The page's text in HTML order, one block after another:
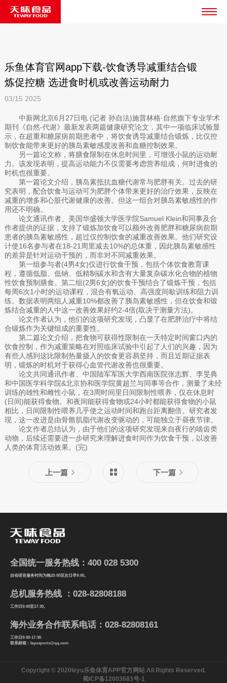
乐鱼体育官网app下载-饮食诱导减重结合锻
炼促控糖 选进食时机或改善运动耐力
03/15 2025
中新网北京6月27日电 (记者 孙自法)施普林格·自然旗下专业学术
期刊《自然-代谢》最新发表两篇健康研究论文，其中一项临床试验显
示，在超重和糖尿病前期患者中，将饮食诱导减重结合锻炼，比仅控
制饮食能带来更好的胰岛素敏感度改善和血糖控制效果。
另一篇论文称，将膳食限制在休息时间里，可增强小鼠的运动耐
力。该发现表明，提高运动能力不仅需要考虑营养组成，何时进食的
时机也很重要。
第一篇论文介绍，胰岛素抵抗血糖代谢常与肥胖有关。过去的研
究表明，配合饮食与运动可为肥胖个体带来更好的治疗效果，反映在
减重的增多和心脏代谢健康的改善。但这一组合对胰岛素敏感性的作
用还不明确。
论文通讯作者、美国华盛顿大学医学院Samuel Klein和同事及合
作者提供的证据，支持了锻炼加饮食可以额外改善肥胖和糖尿病前期
患者的胰岛素敏感性，超过仅控制饮食的减重改善效果。他们研究设
计使16名参与者在18-21周里减去10%的总体重，因此胰岛素敏感性
的差异是针对运动干预的，而非对不同减重效果。
第一组参与者(4男4女)仅进行饮食干预，包括个体饮食教育课
程，遵循低脂、低钠、低精制碳水和含有大量复杂碳水化合物的植物
性饮食预制膳食。第二组(2男6女)的饮食干预结合了锻炼干预，包括
每周6次1小时的运动课程，混合有氧运动、高强度间歇训练和阻力训
练。数据表明两组人减重10%都改善了胰岛素敏感性，但在饮食和锻
炼结合减重的人中这一改善效果好约2-4倍(取决于测量方法)。
论文作者认为，他们的这项研究发现，凸显了在肥胖治疗中将结
合锻炼作为关键组成的重要性。
第二篇论文介绍，把食物可获得性限制在一天特定时间窗口内的
饮食控制，作为减重策略在对照临床试验中引起了人们的兴趣，因为
有些人感到这比限制热量摄入的饮食更容易坚持，而且近期证据表
明，锻炼的时机对于获得心血管代谢改善也很重要。
论文共同通讯作者、中国陆军军医大学西南医院张志辉、李旻典
和中国医学科学院&北京协和医学院黄超兰与同事等合作，测量了未经
训练的雄性和雌性小鼠，在3周时间里日间限制性喂养，仅在休息时
(日间)能获得食物。和夜间能获得食物或24小时都能获得食物的小鼠
相比，日间限制性喂养几乎使之运动时间和跑台距离翻倍。研究者发
现，这一改进是由骨骼肌脂代谢改变驱动的，可能独立于昼夜节律。
论文作者总结认为，由于他们的这项研究发现来自夜行的啮齿类
动物，后续还需要进一步研究来理解进食时间作为饮食干预，以改善
人类的体育活动效果。(完)
上一篇 下一篇
全国统一服务热线：400 028 5300
自动语音服务时间为晚20:00至次日早9:00。
总机服务热线 ：028-82808188
工作日9:00至17:30。
海外业务合作联系电话：028-82808161
工作日9:00-17:30
联系邮箱：leyusports@qq.com
Copyright © 2020leyu乐鱼体育APP官方网站 All Rights Reserved.
蜀ICP备12003683号-1